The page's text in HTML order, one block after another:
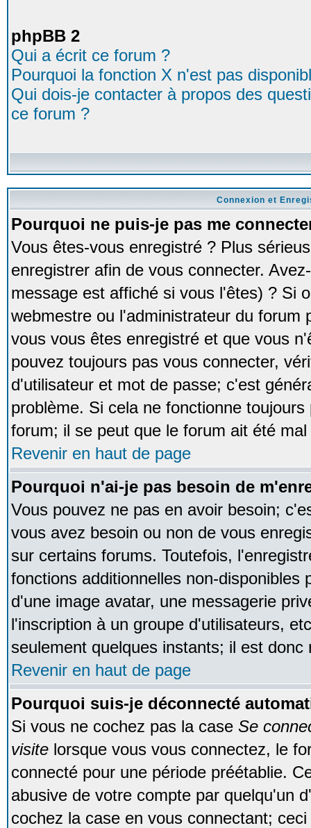
phpBB 2
Qui a écrit ce forum ?
Pourquoi la fonction X n'est pas
Qui dois-je contacter à propos des
ce forum ?
Connexion et
Pourquoi ne puis-je pas me
Vous êtes-vous enregistré ? Plus
enregistrer afin de vous connecter.
message est affiché si vous l'êtes) ? Si
webmestre ou l'administrateur du forum
vous vous êtes enregistré et que vous
pouvez toujours pas vous connecter,
d'utilisateur et mot de passe; c'est
problème. Si cela ne fonctionne
forum; il se peut que le forum ait été
Revenir en haut de page
Pourquoi n'ai-je pas besoin de
Vous pouvez ne pas en avoir besoin;
vous avez besoin ou non de vous
sur certains forums. Toutefois,
fonctions additionnelles non-disponibles
d'une image avatar, une messagerie
l'inscription à un groupe d'utilisateurs,
seulement quelques instants; il est
Revenir en haut de page
Pourquoi suis-je déconnecté
Si vous ne cochez pas la case Se
visite lorsque vous vous connectez, le
connecté pour une période préétablie.
abusive de votre compte par quelqu'un
cochez la case en vous connectant;